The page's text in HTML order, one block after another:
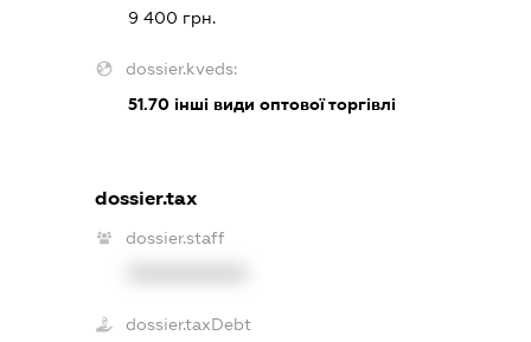
9 400 грн.
dossier.kveds:
51.70інші види оптової торгівлі
dossier.tax
dossier.staff
dossier.taxDebt